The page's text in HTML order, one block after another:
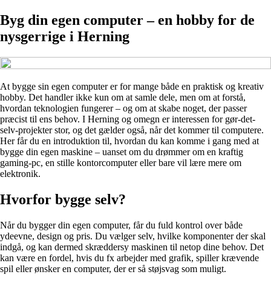
Byg din egen computer – en hobby for de
nysgerrige i Herning
At bygge sin egen computer er for mange både en praktisk og kreativ
hobby. Det handler ikke kun om at samle dele, men om at forstå,
hvordan teknologien fungerer – og om at skabe noget, der passer
præcist til ens behov. I Herning og omegn er interessen for gør-det-
selv-projekter stor, og det gælder også, når det kommer til computere.
Her får du en introduktion til, hvordan du kan komme i gang med at
bygge din egen maskine – uanset om du drømmer om en kraftig
gaming-pc, en stille kontorcomputer eller bare vil lære mere om
elektronik.
Hvorfor bygge selv?
Når du bygger din egen computer, får du fuld kontrol over både
ydeevne, design og pris. Du vælger selv, hvilke komponenter der skal
indgå, og kan dermed skræddersy maskinen til netop dine behov. Det
kan være en fordel, hvis du fx arbejder med grafik, spiller krævende
spil eller ønsker en computer, der er så støjsvag som muligt.